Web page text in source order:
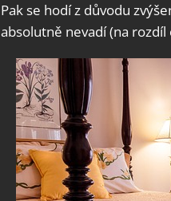
Pak se hodí z důvodu
absolutně nevadí (na rozdíl